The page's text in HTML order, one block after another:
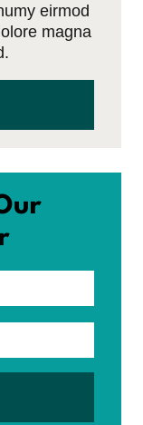
eirmod
magna